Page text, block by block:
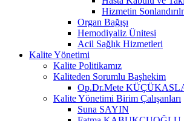
Hizmetin
Organ Bağışı
Hemodiyaliz Ünitesi
Acil Sağlık Hizmetleri
Kalite Yönetimi
Kalite Politikamız
Kaliteden Sorumlu Başhekim
Op.Dr.Mete
Kalite Yönetimi Birim Çalışanları
Suna SAYIN